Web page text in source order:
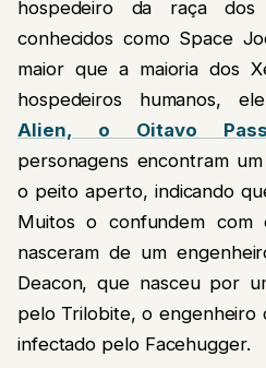
hospedeiro da raça dos
conhecidos como Space
maior que a maioria dos
hospedeiros humanos,
Alien, o Oitavo
personagens encontram
o peito aperto, indicando
Muitos o confundem com
nasceram de um
Deacon, que nasceu por
pelo Trilobite, o engenheiro
infectado pelo Facehugger.